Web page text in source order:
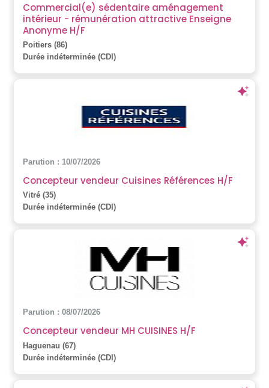
Commercial(e) sédentaire aménagement
intérieur - rémunération attractive Enseigne
Anonyme H/F
Poitiers (86)
Durée indéterminée (CDI)
Parution : 10/07/2026
Concepteur vendeur Cuisines Références H/F
Vitré (35)
Durée indéterminée (CDI)
Parution : 08/07/2026
Concepteur vendeur MH CUISINES H/F
Haguenau (67)
Durée indéterminée (CDI)